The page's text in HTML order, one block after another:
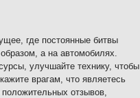
где постоянные битвы
а на автомобилях.
улучшайте технику, чтобы
врагам, что являетесь
отзывов,